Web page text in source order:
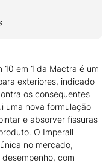
10 em 1 da Mactra é um
exteriores, indicado
os consequentes
uma nova formulação
e absorver fissuras
O Imperall
no mercado,
com